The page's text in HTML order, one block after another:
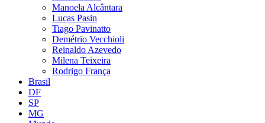
Manoela Alcântara
Lucas Pasin
Tiago Pavinatto
Demétrio Vecchioli
Reinaldo Azevedo
Milena Teixeira
Rodrigo França
Brasil
DF
SP
MG